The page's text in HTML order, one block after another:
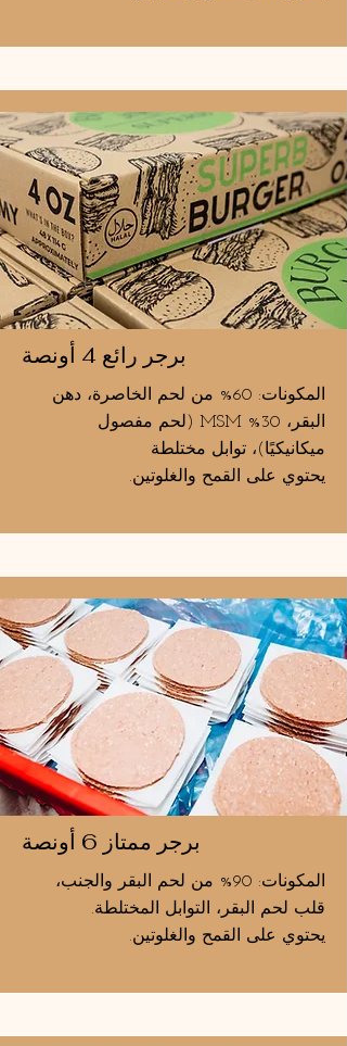
برجر رائع 4 أونصة
المكونات: 60% من لحم الخاصرة، دهن
البقر، 30% MSM (لحم مفصول
ميكانيكيًا)، توابل مختلطة
يحتوي على القمح والغلوتين.
برجر ممتاز 6 أونصة
المكونات: 90% من لحم البقر والجنب،
قلب لحم البقر، التوابل المختلطة.
يحتوي على القمح والغلوتين.